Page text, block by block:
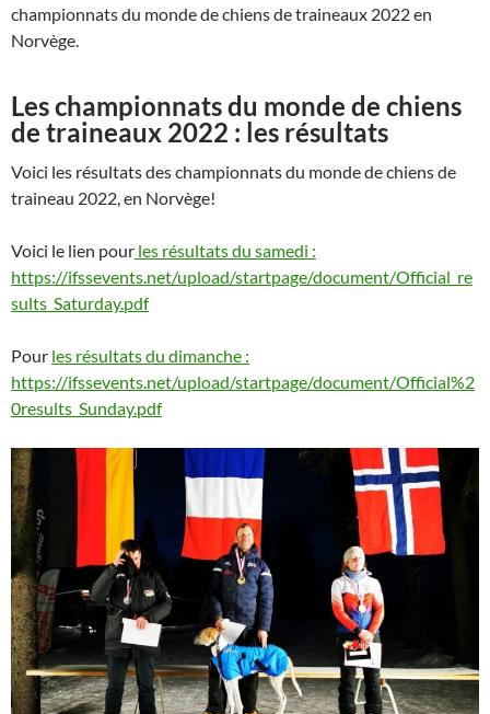
championnats du monde de chiens de traineaux 2022 en
Norvège.
Les championnats du monde de chiens
de traineaux 2022 : les résultats
Voici les résultats des championnats du monde de chiens de
traineau 2022, en Norvège!
Voici le lien pour les résultats du samedi :
https://ifssevents.net/upload/startpage/document/Official_re
sults_Saturday.pdf
Pour les résultats du dimanche :
https://ifssevents.net/upload/startpage/document/Official%2
0results_Sunday.pdf